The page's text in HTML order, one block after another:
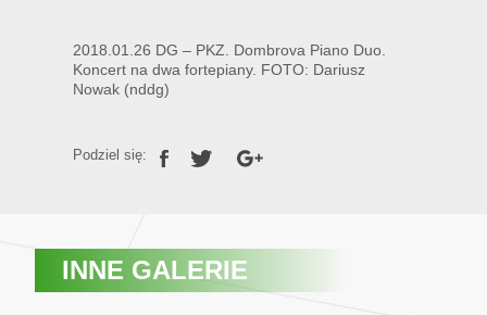
2018.01.26 DG – PKZ. Dombrova Piano Duo.
Koncert na dwa fortepiany. FOTO: Dariusz
Nowak (nddg)
Podziel się:
INNE GALERIE